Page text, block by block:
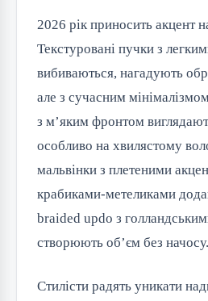
2026 рік приносить акцент
Текстуровані пучки з
вибиваються, нагадують
але з сучасним
з м’яким фронтом
особливо на хвилястому
мальвінки з плетеними
крабиками-метеликами
braided updo з
створюють об’єм без начосу.
Стилісти радять уникати